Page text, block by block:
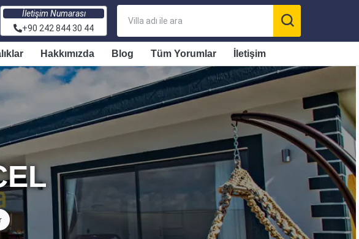
İletişim Numarası
+90 242 844 30 44
Hakkımızda Blog Tüm Yorumlar İletişim